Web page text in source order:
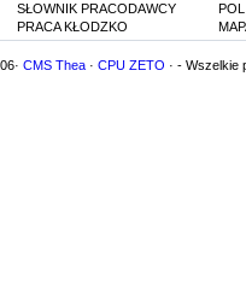
SŁOWNIK PRACODAWCY
PRACA KŁODZKO
CMS Thea · CPU ZETO · - Wszelkie